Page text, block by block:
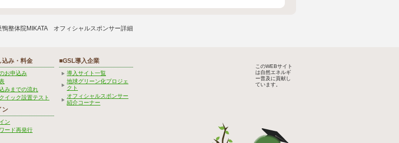
鴨整体院MIKATA オフィシャルスポンサー詳細
込み・料金
お申込み
みまでの流れ
イック設置テスト
ン
ン
ード再発行
■GSL導入企業
導入サイト一覧
地球グリーン化プロジェ
クト
オフィシャルスポンサー
紹介コーナー
このWEBサイト
は自然エネルギ
ー普及に貢献し
ています。